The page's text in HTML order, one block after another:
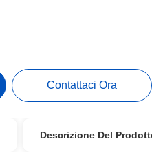
Contattaci Ora
Descrizione Del Prodotto